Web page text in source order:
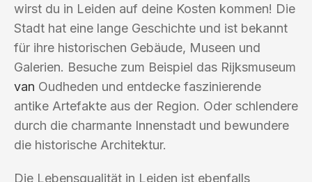
wirst du in Leiden auf deine Kosten kommen! Die
Stadt hat eine lange Geschichte und ist bekannt
für ihre historischen Gebäude, Museen und
Galerien. Besuche zum Beispiel das Rijksmuseum
van Oudheden und entdecke faszinierende
antike Artefakte aus der Region. Oder schlendere
durch die charmante Innenstadt und bewundere
die historische Architektur.
Die Lebensqualität in Leiden ist ebenfalls